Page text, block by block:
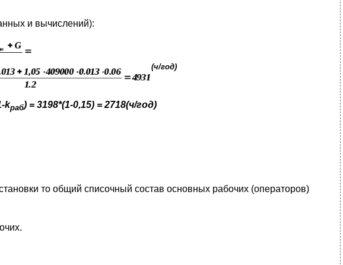
и вычислений):
(ч/год)
kраб) = 3198*(1-0,15) = 2718(ч/год)
то общий списочный состав основных рабочих (операторов)